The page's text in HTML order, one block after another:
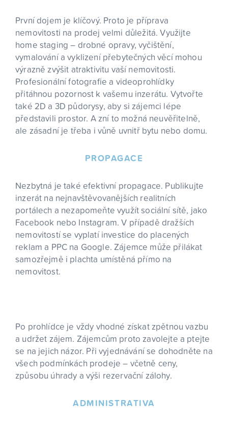
První dojem je klíčový. Proto je příprava
nemovitosti na prodej velmi důležitá. Využijte
home staging – drobné opravy, vyčištění,
vymalování a vyklizení přebytečných věcí mohou
výrazně zvýšit atraktivitu vaší nemovitosti.
Profesionální fotografie a videoprohlídky
přitáhnou pozornost k vašemu inzerátu. Vytvořte
také 2D a 3D půdorysy, aby si zájemci lépe
představili prostor. A zní to možná neuvěřitelně,
ale zásadní je třeba i vůně uvnitř bytu nebo domu.
PROPAGACE
Nezbytná je také efektivní propagace. Publikujte
inzerát na nejnavštěvovanějších realitních
portálech a nezapomeňte využít sociální sítě, jako
Facebook nebo Instagram. V případě dražších
nemovitostí se vyplatí investice do placených
reklam a PPC na Google. Zájemce může přilákat
samozřejmě i plachta umístěná přímo na
nemovitost.
Po prohlídce je vždy vhodné získat zpětnou vazbu
a udržet zájem. Zájemcům proto zavolejte a ptejte
se na jejich názor. Při vyjednávání se dohodněte na
všech podmínkách prodeje – včetně ceny,
způsobu úhrady a výši rezervační zálohy.
ADMINISTRATIVA